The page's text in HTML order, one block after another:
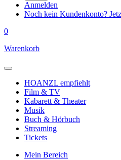
Anmelden
Noch kein Kundenkonto?
0
Warenkorb
HOANZL empfiehlt
Film & TV
Kabarett & Theater
Musik
Buch & Hörbuch
Streaming
Tickets
Mein Bereich